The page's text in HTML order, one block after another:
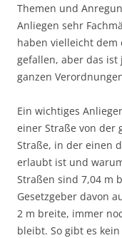
Themen und
Anliegen sehr
haben vielleicht
gefallen, aber das ist
ganzen
Ein wichtiges
einer Straße von der
Straße, in der einen
erlaubt ist und
Straßen sind 7,04 m
Gesetzgeber davon
2 m breite, immer
bleibt. So gibt es